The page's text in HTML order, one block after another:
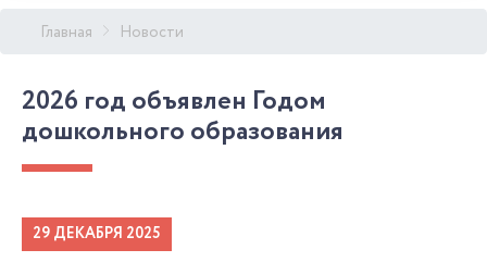
Главная Новости
2026 год объявлен Годом
дошкольного образования
29 ДЕКАБРЯ 2025